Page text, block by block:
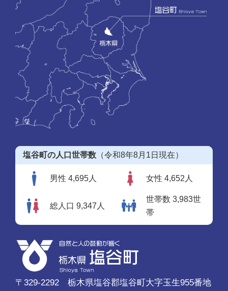
塩谷町の人口世帯数 （令和8年8月1日現在）
男性 4,695人 女性 4,652人
総人口 9,347人
世帯数 3,983世
帯
〒329-2292 栃木県塩谷郡塩谷町大字玉生955番地